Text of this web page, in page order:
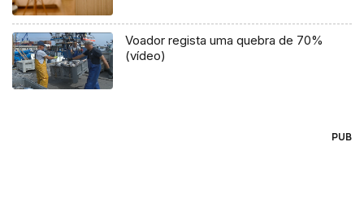
Voador regista uma quebra de 70%
(vídeo)
PUB